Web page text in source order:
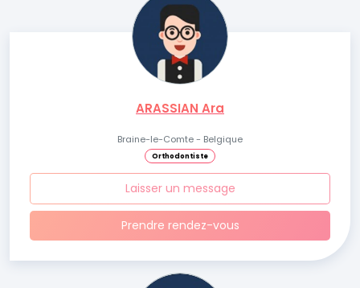
ARASSIAN Ara
Braine-le-Comte - Belgique
Orthodontiste
Laisser un message
Prendre rendez-vous